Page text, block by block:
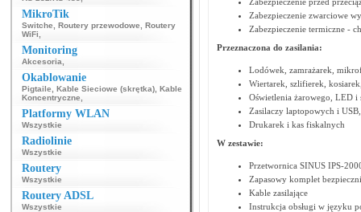
MikroTik
Switche Routery przewodowe
Routery
WiFi
Monitoring
Akcesoria
Okablowanie
Pigtaile Kable Sieciowe (skrętka) Kable
Koncentryczne
Platformy WLAN
Wszystkie
Radiolinie
Wszystkie
Routery
Wszystkie
Routery ADSL
Wszystkie
Zabezpieczenie zwarciowe
Zabezpieczenie termiczne -
Przeznaczona do zasilania:
Lodówek, zamrażarek,
Wiertarek, szlifierek,
Oświetlenia żarowego, LED i
Zasilaczy laptopowych i
Drukarek i kas fiskalnych
W zestawie:
Przetwornica SINUS IPS-
Zapasowy komplet
Kable zasilające
Instrukcja obsługi w języku